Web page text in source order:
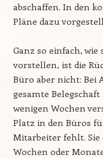
abschaffen. In den
Pläne dazu
Ganz so einfach,
vorstellen, ist die
Büro aber nicht: Bei
gesamte
wenigen Wochen
Platz in den Büros
Mitarbeiter fehlt.
Wochen oder